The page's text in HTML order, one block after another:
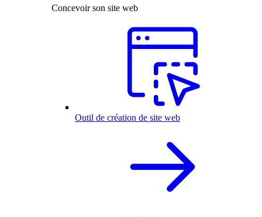
Concevoir son site web
Outil de création de site web